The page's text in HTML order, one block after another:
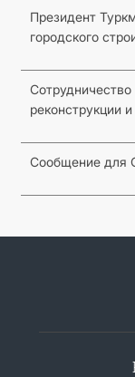
Президент
городского
реконструкции
Сообщение для